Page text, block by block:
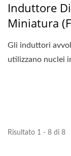
Induttore
Miniatura
Gli induttori
utilizzano nuclei
Risultato 1 - 8 di 8